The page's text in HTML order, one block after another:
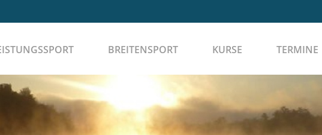
BREITENSPORT KURSE TERMINE